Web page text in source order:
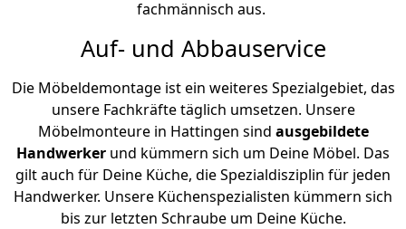
fachmännisch aus.
Auf- und Abbauservice
Die Möbeldemontage ist ein weiteres Spezialgebiet, das
unsere Fachkräfte täglich umsetzen. Unsere
Möbelmonteure in Hattingen sind ausgebildete
Handwerker und kümmern sich um Deine Möbel. Das
gilt auch für Deine Küche, die Spezialdisziplin für jeden
Handwerker. Unsere Küchenspezialisten kümmern sich
bis zur letzten Schraube um Deine Küche.